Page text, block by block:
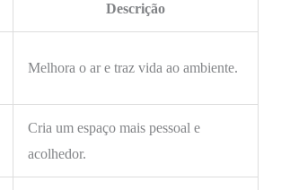
Descrição
Melhora o ar e traz vida ao ambiente.
Cria um espaço mais pessoal e
acolhedor.